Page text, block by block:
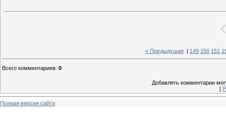
« Предыдущая 149 150 151
Всего комментариев: 0
Добавлять комментарии
[
Полная версия сайта